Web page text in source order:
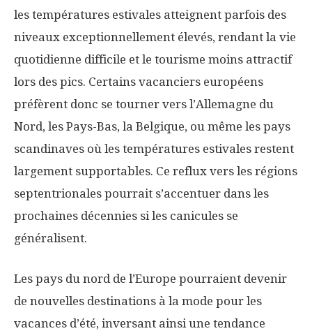
les températures estivales atteignent parfois des
niveaux exceptionnellement élevés, rendant la vie
quotidienne difficile et le tourisme moins attractif
lors des pics. Certains vacanciers européens
préfèrent donc se tourner vers l’Allemagne du
Nord, les Pays-Bas, la Belgique, ou même les pays
scandinaves où les températures estivales restent
largement supportables. Ce reflux vers les régions
septentrionales pourrait s’accentuer dans les
prochaines décennies si les canicules se
généralisent.
Les pays du nord de l’Europe pourraient devenir
de nouvelles destinations à la mode pour les
vacances d’été, inversant ainsi une tendance